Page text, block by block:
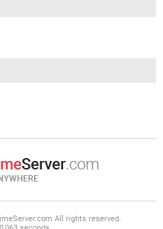
All rights reserved.